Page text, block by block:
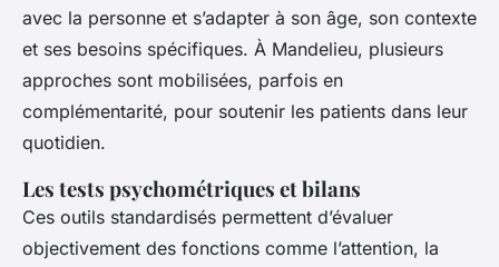
avec la personne et s’adapter à son âge, son contexte
et ses besoins spécifiques. À Mandelieu, plusieurs
approches sont mobilisées, parfois en
complémentarité, pour soutenir les patients dans leur
quotidien.
Les tests psychométriques et bilans
Ces outils standardisés permettent d’évaluer
objectivement des fonctions comme l’attention, la